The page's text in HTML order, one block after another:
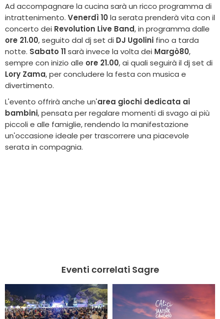
Ad accompagnare la cucina sarà un ricco programma di
intrattenimento. Venerdì 10la serata prenderà vita con il
concerto dei Revolution Live Band, in programma dalle
ore 21.00, seguito dal dj set di DJ Ugolini fino a tarda
notte. Sabato 11sarà invece la volta dei Margò80,
sempre con inizio alle ore 21.00, ai quali seguirà il dj set di
Lory Zama, per concludere la festa con musica e
divertimento.
L'evento offrirà anche un'area giochi dedicata ai
bambini, pensata per regalare momenti di svago ai più
piccoli e alle famiglie, rendendo la manifestazione
un'occasione ideale per trascorrere una piacevole
serata in compagnia.
Eventi correlati Sagre